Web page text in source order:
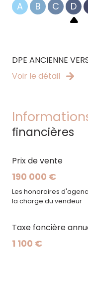
Bien proposé par
Raymond
A B C D
DPE ANCIENNE
Voir le détail
financières
Prix de vente
190 000 €
Les honoraires
la charge du vendeur
Taxe foncière
1 100 €